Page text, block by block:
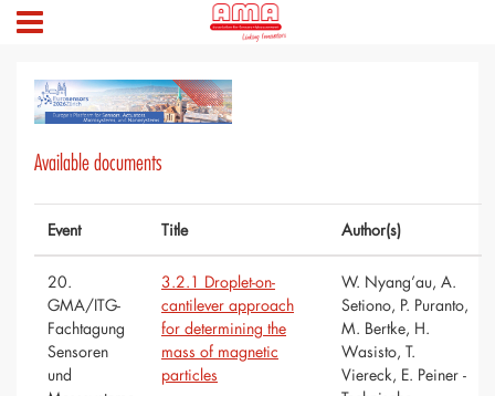
Available documents
Event Title Author(s)
20.
GMA/ITG-
Fachtagung
Sensoren
und
3.2.1 Droplet-on-
cantilever approach
for determining the
mass of magnetic
particles
W. Nyang’au, A.
Setiono, P. Puranto,
M. Bertke, H.
Wasisto, T.
Viereck, E. Peiner -